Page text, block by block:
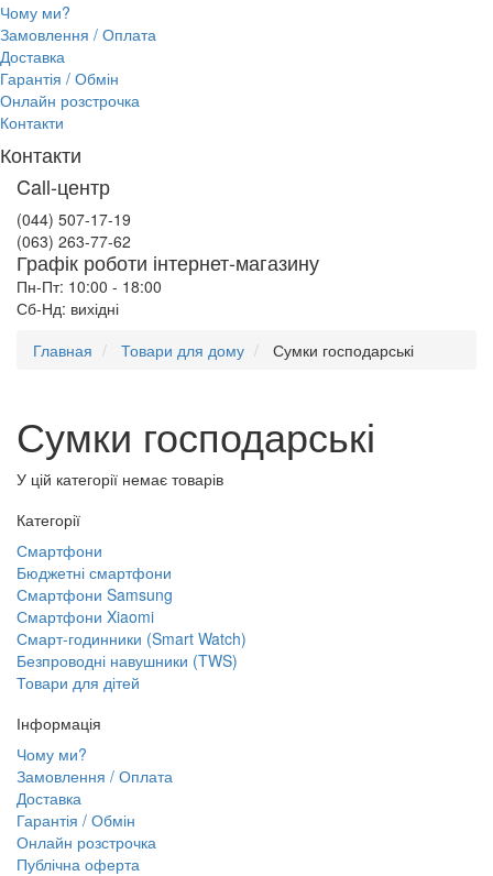
Чому ми?
Замовлення / Оплата
Доставка
Гарантія / Обмін
Онлайн розстрочка
Контакти
Контакти
Call-центр
(044) 507-17-19
(063) 263-77-62
Графік роботи інтернет-магазину
Пн-Пт: 10:00 - 18:00
Сб-Нд: вихідні
Главная
Товари для дому Сумки господарські
Сумки господарські
У цій категорії немає товарів
Категорії
Смартфони
Бюджетні смартфони
Смартфони Samsung
Смартфони Xiaomi
Смарт-годинники (Smart Watch)
Безпроводні навушники (TWS)
Товари для дітей
Інформація
Чому ми?
Замовлення / Оплата
Доставка
Гарантія / Обмін
Онлайн розстрочка
Публічна оферта